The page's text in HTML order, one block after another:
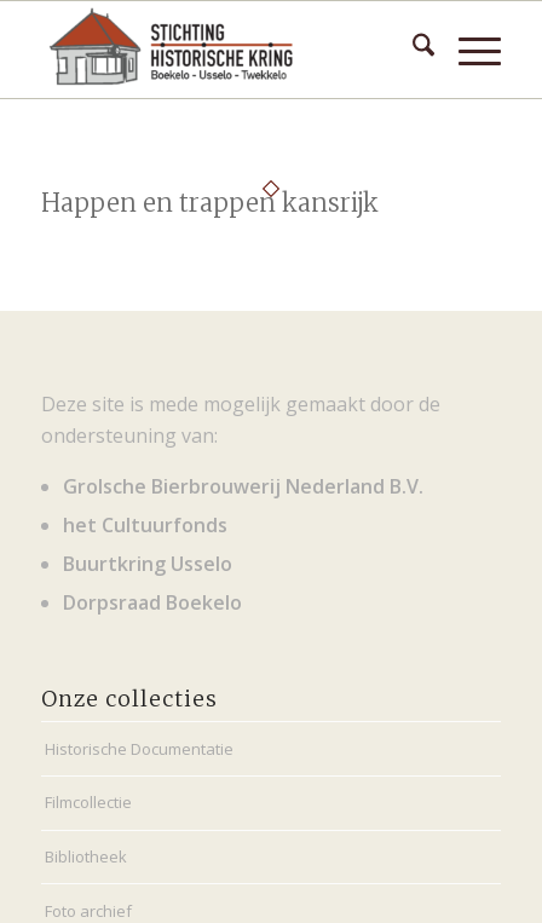
Happen en trappen kansrijk
Deze site is mede mogelijk gemaakt door de
ondersteuning van:
Grolsche Bierbrouwerij Nederland B.V.
het Cultuurfonds
Buurtkring Usselo
Dorpsraad Boekelo
Onze collecties
Historische Documentatie
Filmcollectie
Bibliotheek
Foto archief